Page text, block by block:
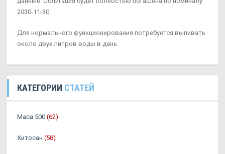
2030-11-30.
Для нормального функционирования потребуется выпивать
около двух литров воды в день.
КАТЕГОРИИ СТАТЕЙ
Maca 500 (62)
Хитосан (58)